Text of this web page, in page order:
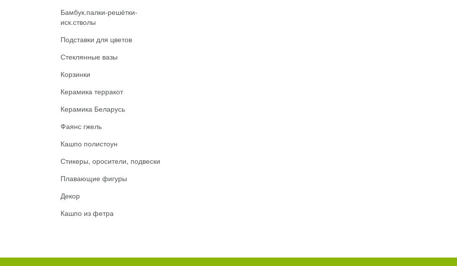
Бамбук.палки-решётки-
иск.стволы
Подставки для цветов
Стеклянные вазы
Корзинки
Керамика терракот
Керамика Беларусь
Фаянс гжель
Кашпо полистоун
Стикеры, оросители, подвески
Плавающие фигуры
Декор
Кашпо из фетра